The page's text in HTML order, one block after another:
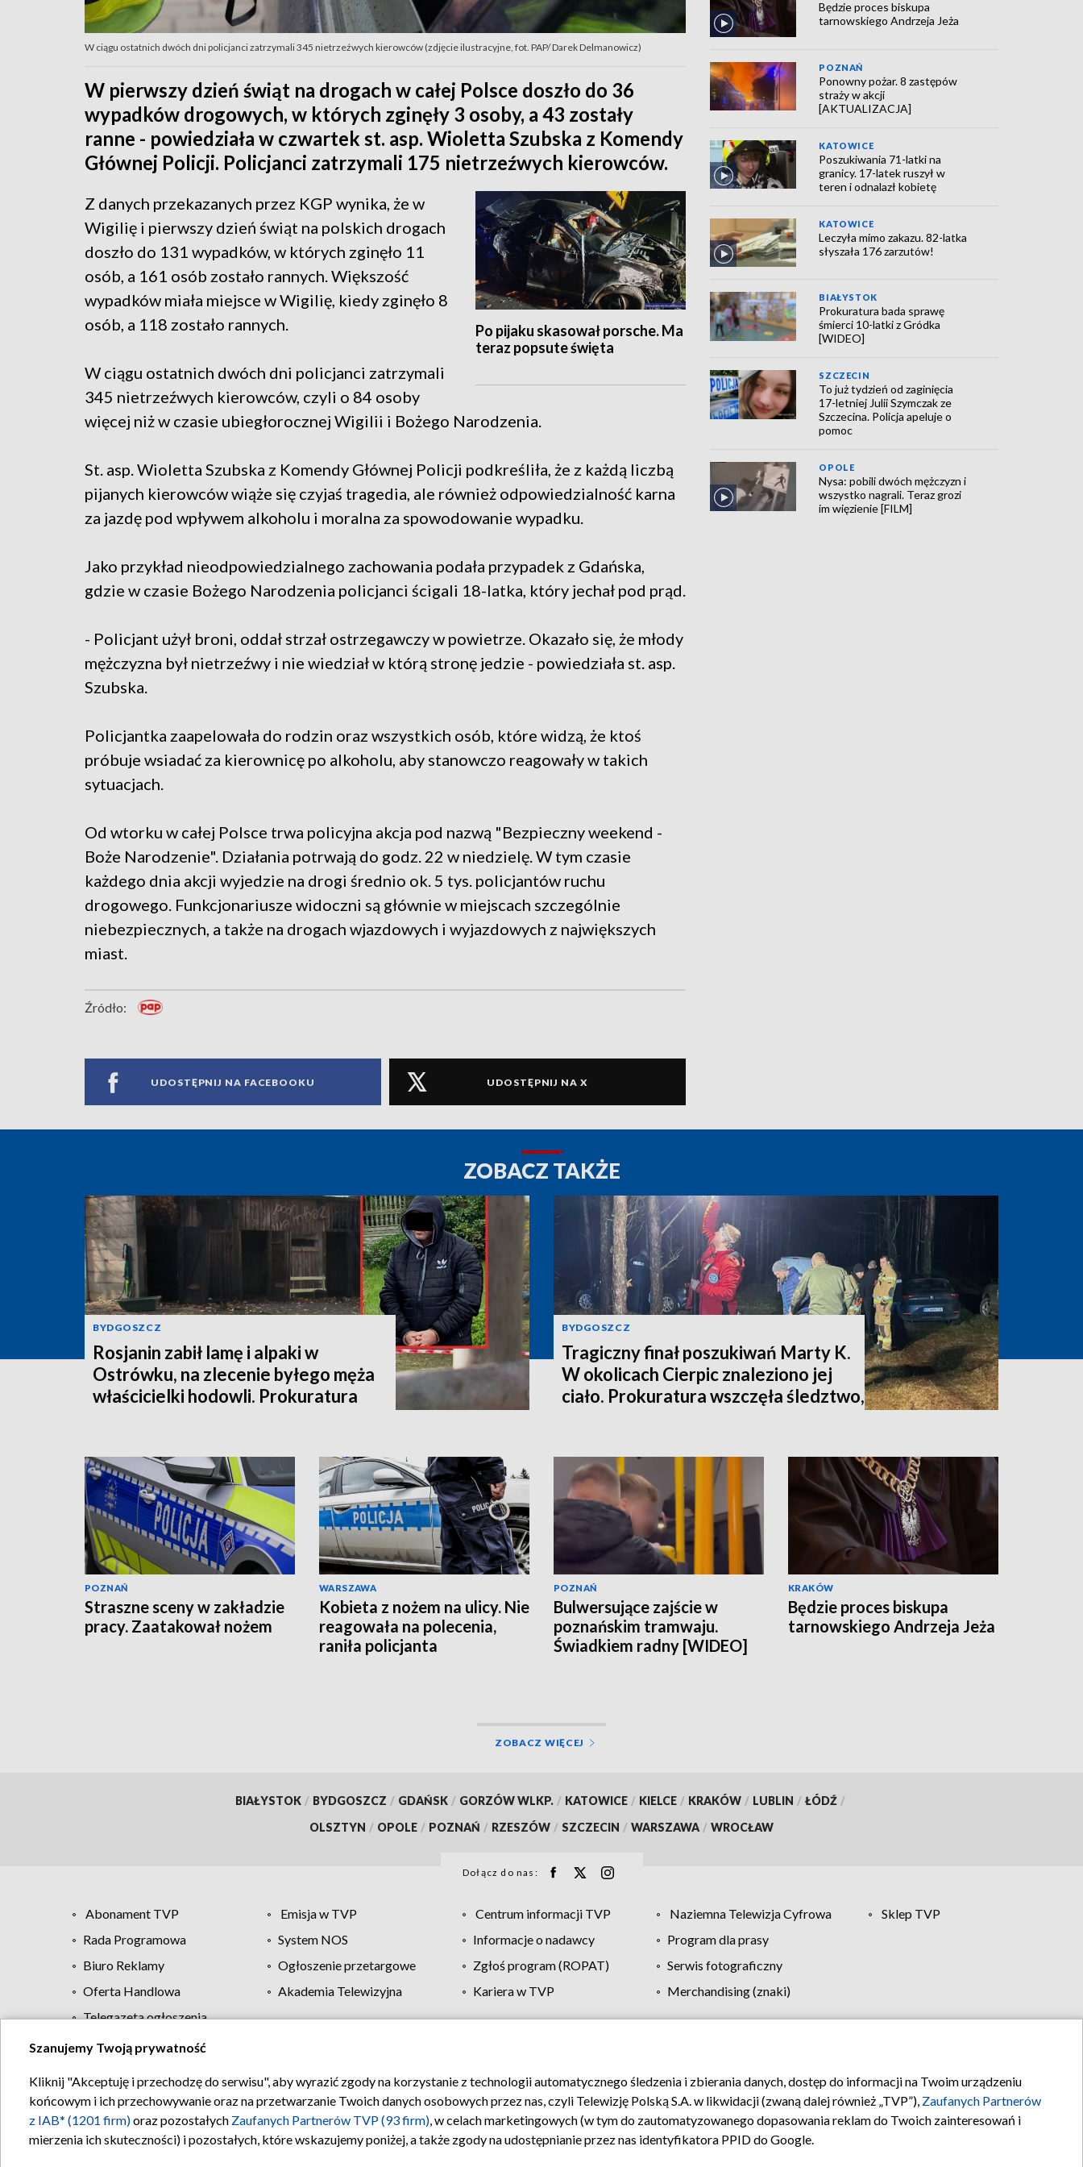
W ciągu ostatnich dwóch dni policjanci zatrzymali 345 nietrzeźwych kierowców (zdjęcie ilustracyjne, fot. PAP/ Darek Delmanowicz)
W pierwszy dzień świąt na drogach w całej Polsce doszło do 36
wypadków drogowych, w których zginęły 3 osoby, a 43 zostały
ranne - powiedziała w czwartek st. asp. Wioletta Szubska z Komendy
Głównej Policji. Policjanci zatrzymali 175 nietrzeźwych kierowców.
Po pijaku skasował porsche. Ma
teraz popsute święta
Z danych przekazanych przez KGP wynika, że w
Wigilię i pierwszy dzień świąt na polskich drogach
doszło do 131 wypadków, w których zginęło 11
osób, a 161 osób zostało rannych. Większość
wypadków miała miejsce w Wigilię, kiedy zginęło 8
osób, a 118 zostało rannych.
W ciągu ostatnich dwóch dni policjanci zatrzymali
345 nietrzeźwych kierowców, czyli o 84 osoby
więcej niż w czasie ubiegłorocznej Wigilii i Bożego Narodzenia.
St. asp. Wioletta Szubska z Komendy Głównej Policji podkreśliła, że z każdą liczbą
pijanych kierowców wiąże się czyjaś tragedia, ale również odpowiedzialność karna
za jazdę pod wpływem alkoholu i moralna za spowodowanie wypadku.
Jako przykład nieodpowiedzialnego zachowania podała przypadek z Gdańska,
gdzie w czasie Bożego Narodzenia policjanci ścigali 18-latka, który jechał pod prąd.
- Policjant użył broni, oddał strzał ostrzegawczy w powietrze. Okazało się, że młody
mężczyzna był nietrzeźwy i nie wiedział w którą stronę jedzie - powiedziała st. asp.
Szubska.
Policjantka zaapelowała do rodzin oraz wszystkich osób, które widzą, że ktoś
próbuje wsiadać za kierownicę po alkoholu, aby stanowczo reagowały w takich
sytuacjach.
Od wtorku w całej Polsce trwa policyjna akcja pod nazwą "Bezpieczny weekend -
Boże Narodzenie". Działania potrwają do godz. 22 w niedzielę. W tym czasie
każdego dnia akcji wyjedzie na drogi średnio ok. 5 tys. policjantów ruchu
drogowego. Funkcjonariusze widoczni są głównie w miejscach szczególnie
niebezpiecznych, a także na drogach wjazdowych i wyjazdowych z największych
miast.
Źródło:
UDOSTĘPNIJ NA FACEBOOKU UDOSTĘPNIJ NA X
Będzie proces biskupa
tarnowskiego Andrzeja Jeża
POZNAŃ
Ponowny pożar. 8 zastępów
straży w akcji
[AKTUALIZACJA]
KATOWICE
Poszukiwania 71-latki na
granicy. 17-latek ruszył w
teren i odnalazł kobietę
KATOWICE
Leczyła mimo zakazu. 82-latka
słyszała 176 zarzutów!
BIAŁYSTOK
Prokuratura bada sprawę
śmierci 10-latki z Gródka
[WIDEO]
SZCZECIN
To już tydzień od zaginięcia
17-letniej Julii Szymczak ze
Szczecina. Policja apeluje o
pomoc
OPOLE
Nysa: pobili dwóch mężczyzn i
wszystko nagrali. Teraz grozi
im więzienie [FILM]
ZOBACZ TAKŻE
BYDGOSZCZ
Rosjanin zabił lamę i alpaki w
Ostrówku, na zlecenie byłego męża
właścicielki hodowli. Prokuratura
BYDGOSZCZ
Tragiczny finał poszukiwań Marty K.
W okolicach Cierpic znaleziono jej
ciało. Prokuratura wszczęła śledztwo,
POZNAŃ
Straszne sceny w zakładzie
pracy. Zaatakował nożem
WARSZAWA
Kobieta z nożem na ulicy. Nie
reagowała na polecenia,
raniła policjanta
POZNAŃ
Bulwersujące zajście w
poznańskim tramwaju.
Świadkiem radny [WIDEO]
KRAKÓW
Będzie proces biskupa
tarnowskiego Andrzeja Jeża
ZOBACZ WIĘCEJ
BIAŁYSTOK / BYDGOSZCZ / GDAŃSK / GORZÓW WLKP. / KATOWICE / KIELCE / KRAKÓW / LUBLIN / ŁÓDŹ /
OLSZTYN / OPOLE / POZNAŃ / RZESZÓW / SZCZECIN / WARSZAWA / WROCŁAW
Dołącz do nas:
Abonament TVP Emisja w TVP Centrum informacji TVP Naziemna Telewizja Cyfrowa
Sklep TVP
Rada Programowa
System NOS Informacje o nadawcy
Program dla prasy
Biuro Reklamy
Ogłoszenie przetargowe Zgłoś program (ROPAT)
Serwis fotograficzny
Oferta Handlowa
Akademia Telewizyjna Kariera w TVP
Merchandising (znaki)
Telegazeta ogłoszenia
Regulamin TVP Polityka prywatności Moje zgody Pomoc Biuro reklamy Kontakt
Szanujemy Twoją prywatność
Kliknij "Akceptuję i przechodzę do serwisu", aby wyrazić zgody na korzystanie z technologii automatycznego śledzenia i zbierania danych, dostęp do informacji na Twoim urządzeniu
końcowym i ich przechowywanie oraz na przetwarzanie Twoich danych osobowych przez nas, czyli Telewizję Polską S.A. w likwidacji (zwaną dalej również „TVP”), Zaufanych Partnerów
z IAB* (1201 firm)oraz pozostałych Zaufanych Partnerów TVP (93 firm), w celach marketingowych (w tym do zautomatyzowanego dopasowania reklam do Twoich zainteresowań i
mierzenia ich skuteczności) i pozostałych, które wskazujemy poniżej, a także zgody na udostępnianie przez nas identyfikatora PPID do Google.